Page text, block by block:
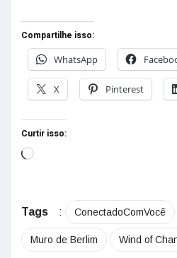
Compartilhe isso:
WhatsApp
X Pinterest
Curtir isso:
Tags : ConectadoComVocê
Muro de Berlim Wind of